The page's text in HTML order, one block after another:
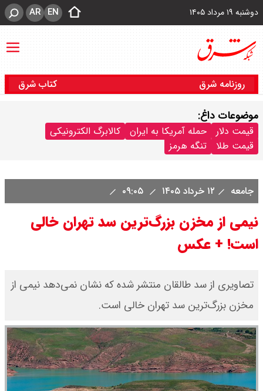
دوشنبه ۱۹ مرداد ۱۴۰۵ EN
AR
روزنامه شرق کتاب شرق
موضوعات داغ:
قیمت دلار حمله آمریکا به ایران
کالابرگ الکترونیکی
قیمت طلا
تنگه هرمز
جامعه ۱۲ خرداد ۱۴۰۵
نیمی از مخزن بزرگ‌ترین سد تهران خالی
است! + عکس
تصاویری از سد طالقان منتشر شده که نشان نمی‌دهد نیمی از
مخزن بزرگ‌ترین سد تهران خالی است.